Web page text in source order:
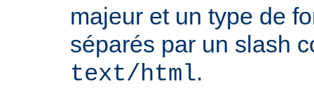
majeur et un type de
séparés par un slash
text/html.